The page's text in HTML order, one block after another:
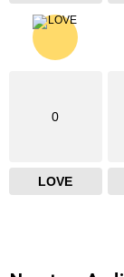
0
LOVE